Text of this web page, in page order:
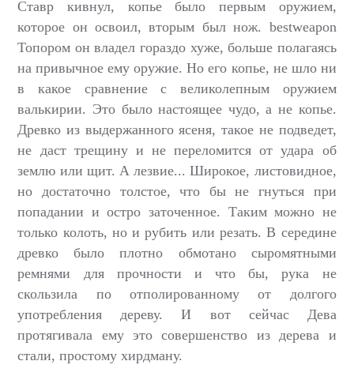
Ставр кивнул, копье было первым оружием,
которое он освоил, вторым был нож. bеstwеаpоn
Топором он владел гораздо хуже, больше полагаясь
на привычное ему оружие. Но его копье, не шло ни
в какое сравнение с великолепным оружием
валькирии. Это было настоящее чудо, а не копье.
Древко из выдержанного ясеня, такое не подведет,
не даст трещину и не переломится от удара об
землю или щит. А лезвие... Широкое, листовидное,
но достаточно толстое, что бы не гнуться при
попадании и остро заточенное. Таким можно не
только колоть, но и рубить или резать. В середине
древко было плотно обмотано сыромятными
ремнями для прочности и что бы, рука не
скользила по отполированному от долгого
употребления дереву. И вот сейчас Дева
протягивала ему это совершенство из дерева и
стали, простому хирдману.